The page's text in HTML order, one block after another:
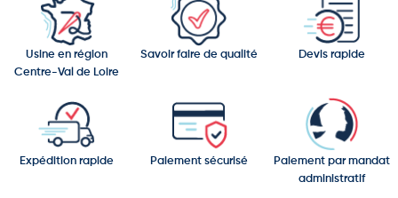
Usine en région
Centre-Val de Loire
Savoir faire de qualité Devis rapide
Expédition rapide Paiement sécurisé
Paiement par mandat
administratif